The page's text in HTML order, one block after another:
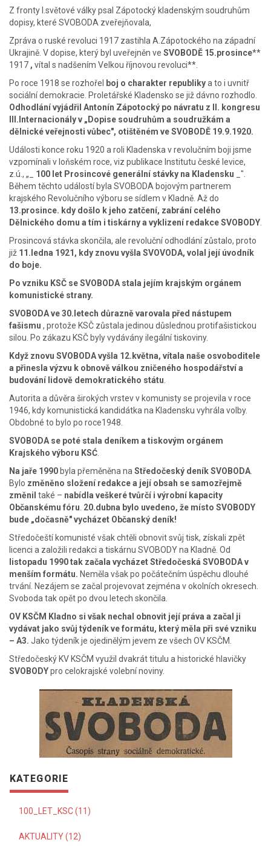
Z fronty I.světové války psal Zápotocký kladenským soudruhům
dopisy, které SVOBODA zveřejňovala,
Zpráva o ruské revoluci 1917 zastihla A.Zápotockého na západní
Ukrajině. V dopise, který byl uveřejněn ve SVOBODĚ 15.prosince**
1917 , vítal s nadšením Velkou říjnovou revoluci**.
Po roce 1918 se rozhořel
boj o charakter republikya to i uvnitř
sociální demokracie. Proletářské Kladensko se již dávno rozhodlo.
Odhodlání vyjádřil Antonín Zápotocký po návratu z II. kongresu
III.Internacionály v „Dopise soudruhům a soudružkám a
dělnické veřejnosti vůbec", otištěném ve SVOBODĚ 19.9.1920.
Události konce roku 1920 a roli Kladenska v revolučním boji jsme
vzpomínali v loňském roce, viz publikace Institutu české levice,
z.ú., „_ 100 let Prosincové generální stávky na Kladensku _".
Během těchto událostí byla SVOBODA bojovým partnerem
krajského Revolučního výboru se sídlem v Kladně. Až do
13.prosince. kdy došlo k jeho zatčení, zabrání celého
Dělnického domu a tím i tiskárny a vyklizení redakce SVOBODY
Prosincová stávka skončila, ale revoluční odhodlání zůstalo, proto
již 11.ledna 1921, kdy znovu vyšla SVOVODA, volal její úvodník
do boje.
Po vzniku KSČ se SVOBODA stala jejím krajským orgánem
komunistické strany.
SVOBODA ve 30.letech důrazně varovala před nástupem
fašismu , protože KSČ zůstala jedinou důslednou protifašistickou
silou. Po zákazu KSČ byly vydávány ilegální tiskoviny.
Když znovu SVOBODA vyšla 12.května, vítala naše osvoboditele
a přinesla výzvu k obnově válkou zničeného hospodářství a
budování lidově demokratického státu
Autorita a důvěra širokých vrstev v komunisty se projevila v roce
1946, kdy komunistická kandidátka na Kladensku vyhrála volby.
Obdobné to bylo po roce1948.
SVOBODA se poté stala deníkem a tiskovým orgánem
Krajského výboru KSĆ
Na jaře 1990 byla přeměněna na Středočeský deník SVOBODA
Bylo změněno složení redakce a její obsah se samozřejmě
změnil také – nabídla veškeré tvůrčí i výrobní kapacity
Občanskému fóru 20.dubna bylo uvedeno, že místo SVOBODY
bude „dočasně" vycházet Občanský deník!
Středočeští komunisté však chtěli obnovit svůj tisk, získali zpět
licenci a založili redakci a tiskárnu SVOBODY na Kladně. Od
listopadu 1990 tak začala vycházet Středočeská SVOBODA v
menším formátu. Neměla však po počátečním úspěchu dlouhé
trvání. Nezájem se začal projevovat zejména v okolních okresech.
Svoboda tak opět po dvou letech skončila.
OV KSČM Kladno si však nechal obnovit její práva a začal ji
vydávat jako svůj týdeník ve formátu, který měla při své vzniku
– A3. Jako týdeník je ojedinělým jevem ze všech OV KSČM.
Středočeský KV KSČM využil dvakrát titulu a historické hlavičky
SVOBODYpro celokrajské volební noviny.
KATEGORIE
100_LET_KSC (11)
AKTUALITY (12)